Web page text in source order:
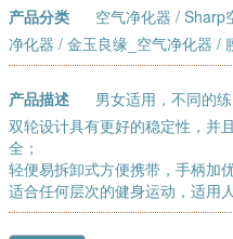
产品分类 空气净化器 / Sharp
净化器 / 金玉良缘_空气净化器 /
产品描述
男女适用，不同的
双轮设计具有更好的稳定性，并
全；
轻便易拆卸式方便携带，手柄加
适合任何层次的健身运动，适用